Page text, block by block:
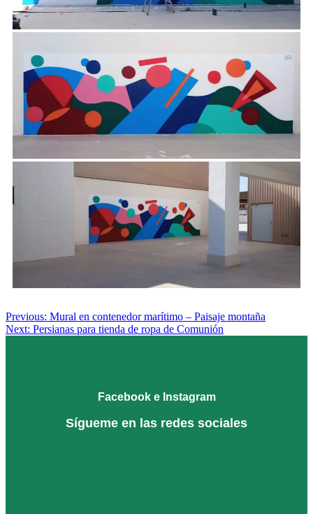
Posted
in
Previous: Mural en contenedor marítimo – Paisaje montaña
Next: Persianas para tienda de ropa de Comunión
Facebook e Instagram
Sígueme en las redes sociales